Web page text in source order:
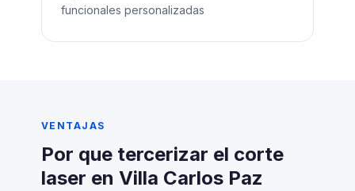
funcionales personalizadas
VENTAJAS
Por que tercerizar el corte
laser en Villa Carlos Paz